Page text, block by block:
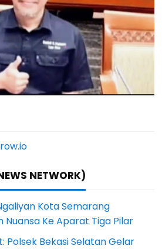
NETWORK)
Kota Semarang
Nuansa Ke Aparat Tiga Pilar
Polsek Bekasi Selatan Gelar